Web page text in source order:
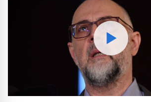
Watch